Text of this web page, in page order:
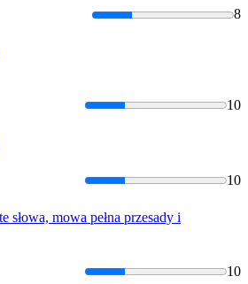
8
10
10
słowa, mowa pełna przesady i
10